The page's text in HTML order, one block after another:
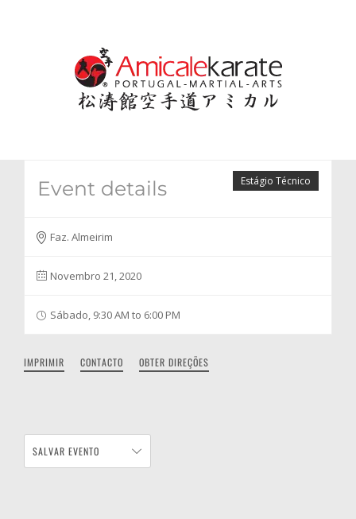
Estágio Técnico
Event details
Faz. Almeirim
Novembro 21, 2020
Sábado, 9:30 AM to 6:00 PM
IMPRIMIR CONTACTO OBTER DIREÇÕES
SALVAR EVENTO